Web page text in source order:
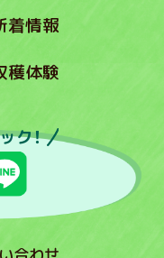
着情報
穫体験
ク！